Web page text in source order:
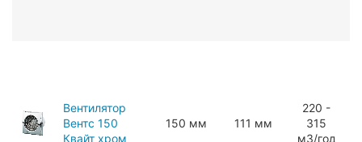
Вентилятор
Вентс 150
Квайт хром
150 мм 111 мм
220 -
315
мЗ/год